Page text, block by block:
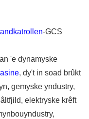
-GCS
'e dynamyske
, dy't in soad brûkt
gemyske yndustry,
elektryske krêft